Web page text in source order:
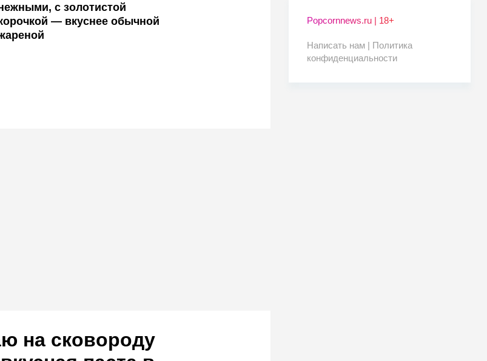
с золотистой
— вкуснее обычной
на сковороду
Popcornnews.ru | 18+
Написать нам | Политика
конфиденциальности